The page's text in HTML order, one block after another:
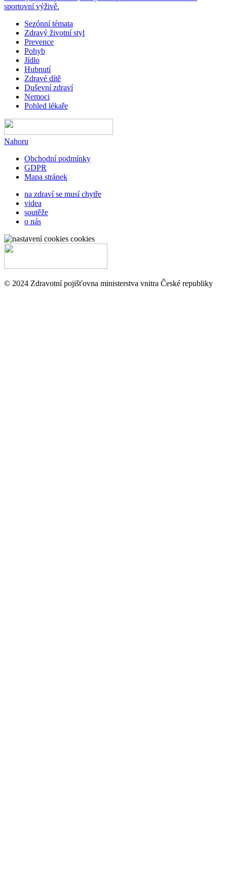
sportovní výživě.
Sezónní témata
Zdravý životní styl
Prevence
Pohyb
Jídlo
Hubnutí
Zdravé dítě
Duševní zdraví
Nemoci
Pohled lékaře
Nahoru
Obchodní podmínky
GDPR
Mapa stránek
na zdraví se musí chytře
videa
soutěže
o nás
cookies
© 2024 Zdravotní pojišťovna ministerstva vnitra České republiky